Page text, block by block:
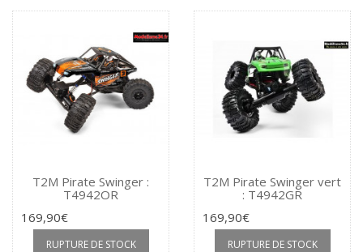
T2M Pirate Swinger :
T4942OR
169,90€
RUPTURE DE STOCK
T2M Pirate Swinger vert
: T4942GR
169,90€
RUPTURE DE STOCK